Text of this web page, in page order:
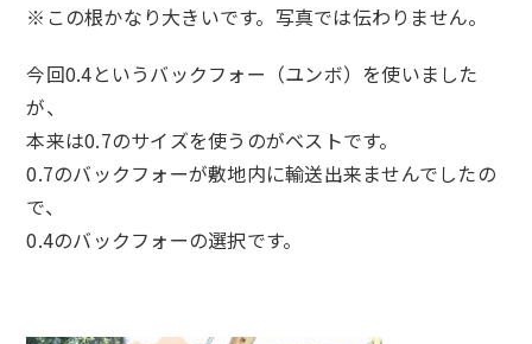
※この根かなり大きいです。写真では伝わりません。
今回0.4というバックフォー（ユンボ）を使いました
が、
本来は0.7のサイズを使うのがベストです。
0.7のバックフォーが敷地内に輸送出来ませんでしたの
で、
0.4のバックフォーの選択です。